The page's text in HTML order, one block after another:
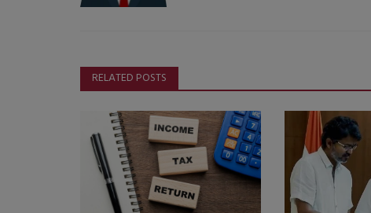
RELATED POSTS